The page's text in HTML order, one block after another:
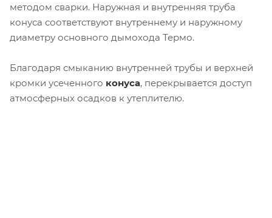
методом сварки. Наружная и внутренняя труба
конуса соответствуют внутреннему и наружному
диаметру основного дымохода Термо.
Благодаря смыканию внутренней трубы и верхней
кромки усеченного конуса, перекрывается доступ
атмосферных осадков к утеплителю.